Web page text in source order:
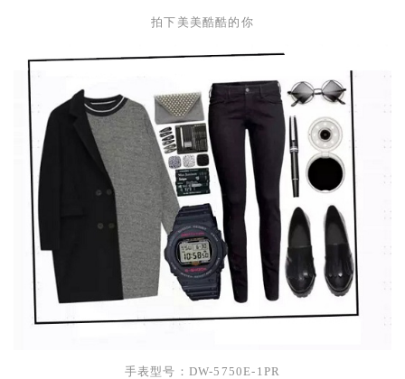
拍下美美酷酷的你
手表型号： DW-5750E-1PR